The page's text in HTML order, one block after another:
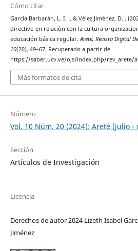
Cómo citar
García Barbarán, L. I. ., & Vélez Jiménez, D. .
directivo en relación con la cultura
educación básica regular.Areté, Revista Digital
10(20), 49–67. Recuperado a partir de
https://saber.ucv.ve/ojs/index.php/rev_arete/
Más formatos de cita
Número
Vol. 10 Núm. 20 (2024): Areté (julio -
Sección
Artículos de Investigación
Licencia
Derechos de autor 2024 Lizeth Isabel
Jiménez